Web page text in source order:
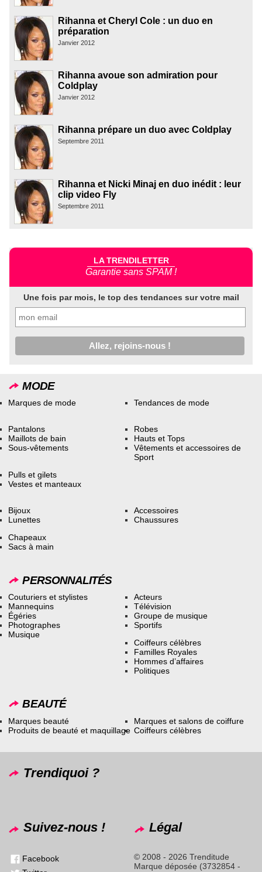
Rihanna et Cheryl Cole : un duo en
préparation
Janvier 2012
Rihanna avoue son admiration pour
Coldplay
Janvier 2012
Rihanna prépare un duo avec Coldplay
Septembre 2011
Rihanna et Nicki Minaj en duo inédit : leur
clip video Fly
Septembre 2011
LA TRENDILETTER
Garantie sans SPAM !
Une fois par mois, le top des tendances sur votre mail
MODE
Marques de mode Tendances de mode
Pantalons
Maillots de bain
Sous-vêtements
Robes
Hauts et Tops
Vêtements et accessoires de
Sport
Pulls et gilets
Vestes et manteaux
Bijoux
Lunettes
Accessoires
Chaussures
Chapeaux
Sacs à main
PERSONNALITÉS
Couturiers et stylistes
Mannequins
Égéries
Photographes
Musique
Acteurs
Télévision
Groupe de musique
Sportifs
Coiffeurs célèbres
Familles Royales
Hommes d’affaires
Politiques
BEAUTÉ
Marques beauté
Produits de beauté et maquillage
Marques et salons de coiffure
Coiffeurs célèbres
Trendiquoi ?
Suivez-nous !
Facebook
Légal
© 2008 - 2026 Trenditude
Marque déposée (3732854 -